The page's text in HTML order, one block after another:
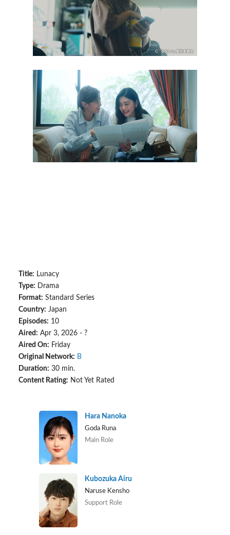
Title: Lunacy
Type:
Drama
Format: Standard Series
Country: Japan
Episodes: 10
Aired: Apr 3, 2026 - ?
Aired On: Friday
Original Network: B
Duration: 30 min.
Content Rating: Not Yet Rated
Hara Nanoka
Goda Runa
Main Role
Kubozuka Airu
Naruse Kensho
Support Role